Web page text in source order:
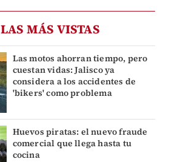
LAS MÁS VISTAS
Las motos ahorran tiempo, pero
cuestan vidas: Jalisco ya
considera a los accidentes de
'bikers' como problema
Huevos piratas: el nuevo fraude
comercial que llega hasta tu
cocina